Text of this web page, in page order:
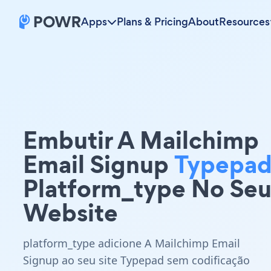
Apps Plans & PricingAboutResources
Embutir A Mailchimp
Email Signup
Platform_type No Seu
Website
platform_type adicione A Mailchimp Email
Signup ao seu site Typepad sem codificação